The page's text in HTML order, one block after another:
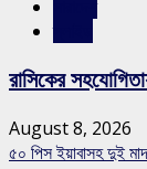
রাসিকের
August 8, 2026
৫০ পিস ইয়াবাসহ দুই